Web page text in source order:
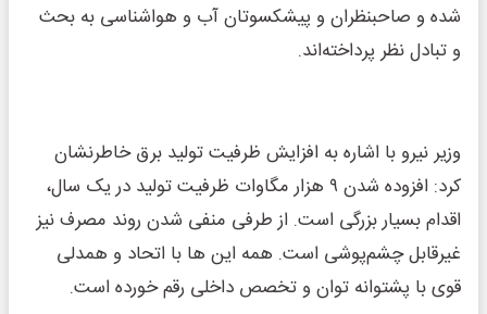
شده و صاحبنظران و پیشکسوتان آب و هواشناسی به بحث
و تبادل نظر پرداخته‌اند.
وزیر نیرو با اشاره به افزایش ظرفیت تولید برق خاطرنشان
کرد: افزوده شدن ۹ هزار مگاوات ظرفیت تولید در یک سال،
اقدام بسیار بزرگی است. از طرفی منفی شدن روند مصرف نیز
غیرقابل چشم‌پوشی است. همه این ها با اتحاد و همدلی
قوی با پشتوانه توان و تخصص داخلی رقم خورده است.